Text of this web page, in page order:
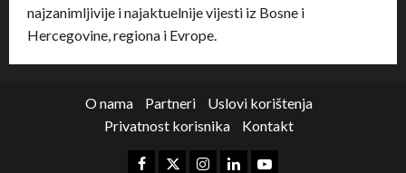
najzanimljivije i najaktuelnije vijesti iz Bosne i
Hercegovine, regiona i Evrope.
O nama Partneri
Uslovi korištenja
Privatnost korisnika
Kontakt